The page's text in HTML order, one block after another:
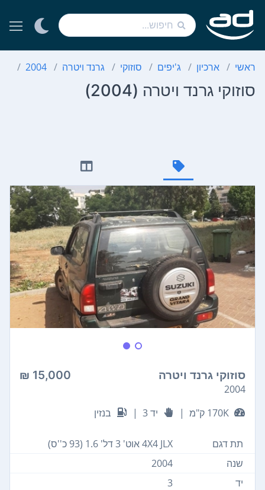
ראשי ארכיון ג'יפים סוזוקי גרנד ויטרה 2004
סוזוקי גרנד ויטרה (2004)
סוזוקי גרנד ויטרה 15,000 ₪
2004
170K ק"מ
| יד 3 | בנזין
תת דגם
4X4 JLX אוט' 3 דל' 1.6 (93 כ''ס)
שנה
2004
יד
3